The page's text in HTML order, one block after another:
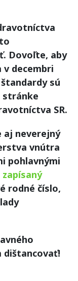
Dovoľte, aby
decembri
sú
stránke
SR.
aj neverejný
vnútra
pohlavnými
zapísaný
rodné číslo,
dištancovať!